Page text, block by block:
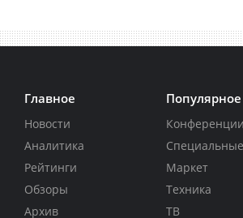
Главное
Новости
Аналитика
Рейтинги
Обзоры
Архив
Популярное
Конференции
Маркет
Техника
ТВ